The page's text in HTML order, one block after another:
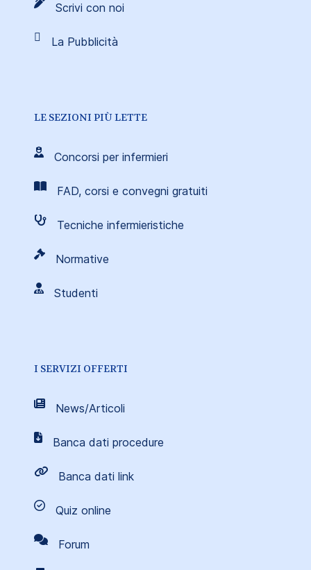
Scrivi con noi
La Pubblicità
LE SEZIONI PIÙ LETTE
Concorsi per infermieri
FAD, corsi e convegni gratuiti
Tecniche infermieristiche
Normative
Studenti
I SERVIZI OFFERTI
News/Articoli
Banca dati procedure
Banca dati link
Quiz online
Forum